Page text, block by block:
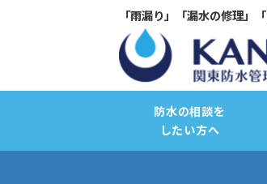
「雨漏り」「漏水の修理」
防水の相談を
したい方へ